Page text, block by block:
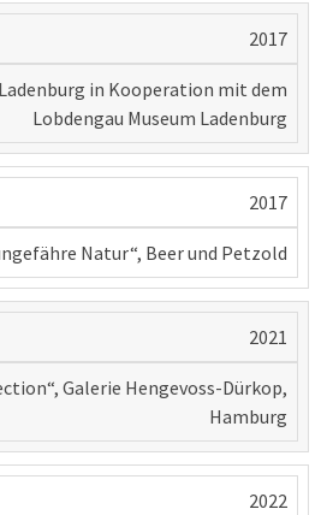
2017
in Kooperation mit dem
Lobdengau Museum Ladenburg
2017
Natur“, Beer und Petzold
2021
Galerie Hengevoss-Dürkop,
Hamburg
2022